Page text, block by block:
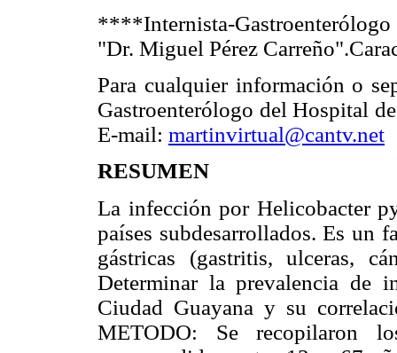
****Internista-
"Dr. Miguel Pérez
Para cualquier información o
Gastroenterólogo del Hospital
E-mail: martinvirtual@cantv.net
RESUMEN
La infección por Helicobacter
países subdesarrollados. Es un
gástricas (gastritis, ulceras,
Determinar la prevalencia de
Ciudad Guayana y su
METODO: Se recopilaron